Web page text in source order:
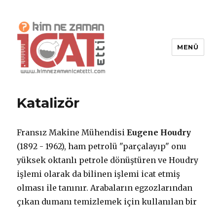
MENÜ
Katalizör
Fransız Makine MühendisiEugene Houdry
(1892 - 1962), ham petrolü "parçalayıp" onu
yüksek oktanlı petrole dönüştüren ve Houdry
işlemi olarak da bilinen işlemi icat etmiş
olması ile tanınır. Arabaların egzozlarından
çıkan dumanı temizlemek için kullanılan bir